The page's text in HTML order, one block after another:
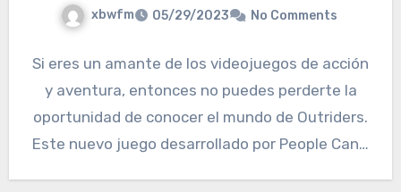
xbwfm 05/29/2023 No Comments
Si eres un amante de los videojuegos de acción
y aventura, entonces no puedes perderte la
oportunidad de conocer el mundo de Outriders.
Este nuevo juego desarrollado por People Can…